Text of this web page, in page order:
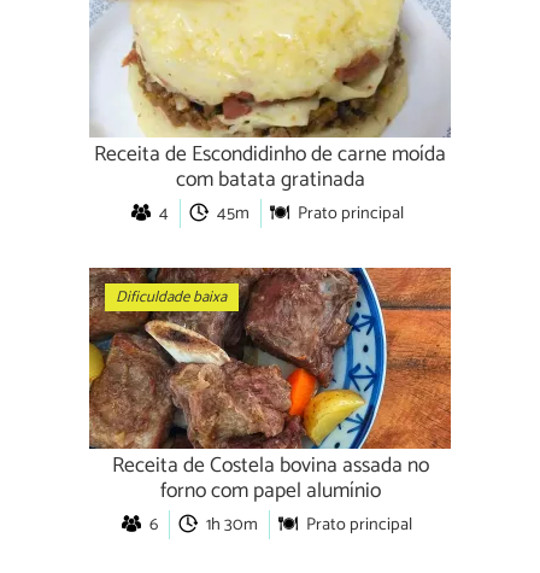
Receita de Escondidinho de carne moída
com batata gratinada
4 45m Prato principal
Dificuldade baixa
Receita de Costela bovina assada no
forno com papel alumínio
6 1h 30m Prato principal